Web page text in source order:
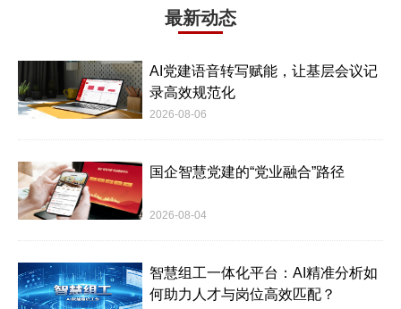
最新动态
AI党建语音转写赋能，让基层会议记
录高效规范化
2026-08-06
国企智慧党建的“党业融合”路径
2026-08-04
智慧组工一体化平台：AI精准分析如
何助力人才与岗位高效匹配？